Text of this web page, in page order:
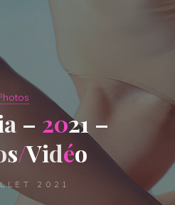
a – 2021 –
s/Vidéo
2021